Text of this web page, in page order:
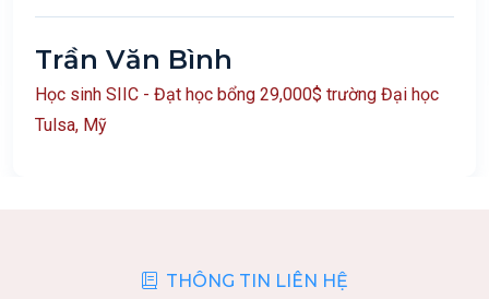
Trần Văn Bình
Học sinh SIIC - Đạt học bổng 29,000$ trường Đại học
Tulsa, Mỹ
THÔNG TIN LIÊN HỆ